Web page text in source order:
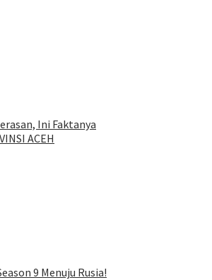
Ini Faktanya
ACEH
9 Menuju Rusia!